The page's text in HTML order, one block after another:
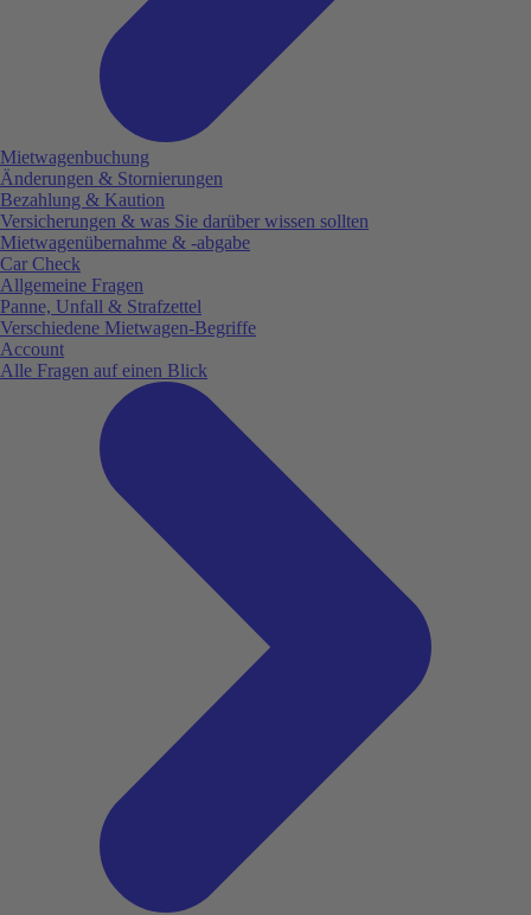
Mietwagenbuchung
Änderungen & Stornierungen
Bezahlung & Kaution
Versicherungen & was Sie darüber wissen sollten
Mietwagenübernahme & -abgabe
Car Check
Allgemeine Fragen
Panne, Unfall & Strafzettel
Verschiedene Mietwagen-Begriffe
Account
Alle Fragen auf einen Blick